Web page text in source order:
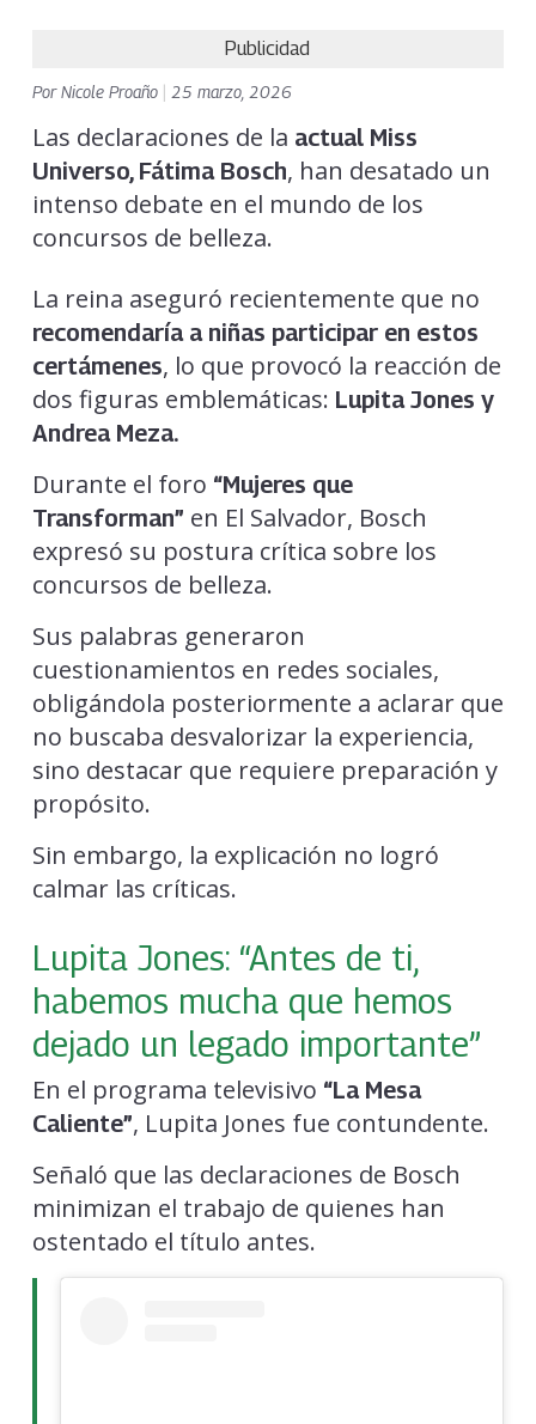
Publicidad
PorNicole Proaño 25 marzo, 2026
Las declaraciones de la actual Miss
Universo, Fátima Bosch, han desatado un
intenso debate en el mundo de los
concursos de belleza.
La reina aseguró recientemente que no
recomendaría a niñas participar en estos
certámenes, lo que provocó la reacción de
dos figuras emblemáticas: Lupita Jones y
Andrea Meza.
Durante el foro “Mujeres que
Transforman” en El Salvador, Bosch
expresó su postura crítica sobre los
concursos de belleza.
Sus palabras generaron
cuestionamientos en redes sociales,
obligándola posteriormente a aclarar que
no buscaba desvalorizar la experiencia,
sino destacar que requiere preparación y
propósito.
Sin embargo, la explicación no logró
calmar las críticas.
Lupita Jones: “Antes de ti,
habemos mucha que hemos
dejado un legado importante”
En el programa televisivo “La Mesa
Caliente”, Lupita Jones fue contundente.
Señaló que las declaraciones de Bosch
minimizan el trabajo de quienes han
ostentado el título antes.